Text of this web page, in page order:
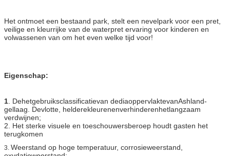
Het ontmoet een bestaand park, stelt een nevelpark voor een pret,
veilige en kleurrijke van de waterpret ervaring voor kinderen en
volwassenen van om het even welke tijd voor!
Eigenschap:
1 . Dehetgebruiksclassificatievan dediaoppervlaktevanAshland-
gellaag. Devlotte, helderekleurenenverhinderenhetlangzaam
verdwijnen;
2. Het sterke visuele en toeschouwersberoep houdt gasten het
terugkomen
3. Weerstand op hoge temperatuur, corrosieweerstand,